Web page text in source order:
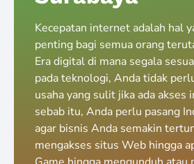
Kecepatan internet adalah hal
penting bagi semua orang
Era digital di mana segala
pada teknologi, Anda tidak
usaha yang sulit jika ada akses
sebab itu, Anda perlu pasang
agar bisnis Anda semakin
mengakses situs Web hingga